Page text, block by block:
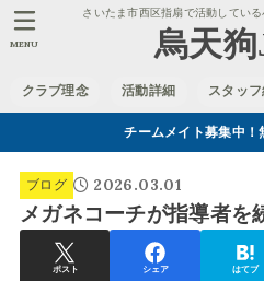
さいたま市西区指扇で活動してい
烏天
クラブ理念 活動詳細 スタッ
MENU
チームメイト募集中！
ブログ 2026.03.01
メガネコーチが指導者を
ポスト シェア はてブ